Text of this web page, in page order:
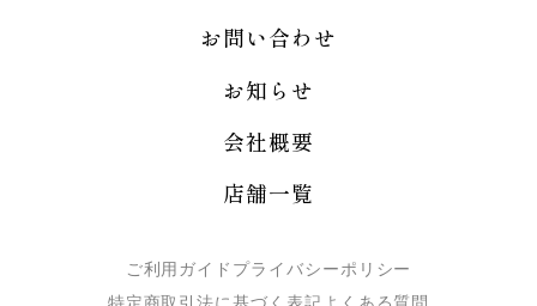
お問い合わせ
お知らせ
会社概要
店舗一覧
ご利用ガイド プライバシーポリシー